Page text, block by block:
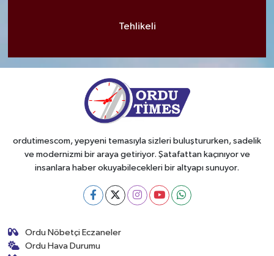
Tehlikeli
ordutimescom, yepyeni temasıyla sizleri buluştururken, sadelik
ve modernizmi bir araya getiriyor. Şatafattan kaçınıyor ve
insanlara haber okuyabilecekleri bir altyapı sunuyor.
Ordu Nöbetçi Eczaneler
Ordu Hava Durumu